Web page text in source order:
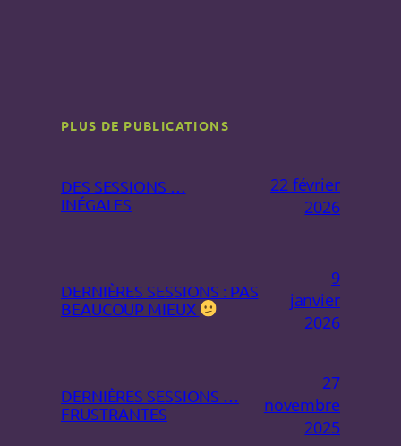
PLUS DE PUBLICATIONS
DES SESSIONS …
INÉGALES
22 février
2026
DERNIÈRES SESSIONS : PAS
BEAUCOUP MIEUX
9
janvier
2026
DERNIÈRES SESSIONS …
FRUSTRANTES
27
novembre
2025